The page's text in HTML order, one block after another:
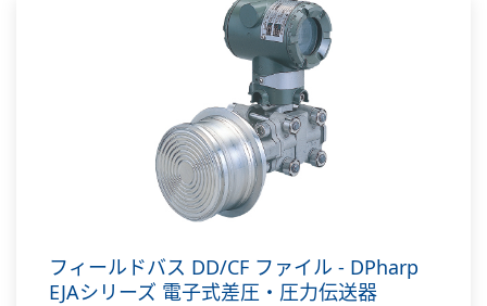
フィールドバス DD/CF ファイル - DPharp
EJAシリーズ 電子式差圧・圧力伝送器